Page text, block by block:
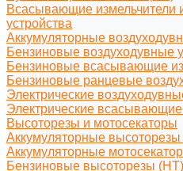
Всасывающие измельчители
устройства
Аккумуляторные
Бензиновые воздуходувные
Бензиновые всасывающие
Бензиновые ранцевые
Электрические
Электрические
Высоторезы и мотосекаторы
Аккумуляторные высоторезы
Аккумуляторные
Бензиновые высоторезы (HT)